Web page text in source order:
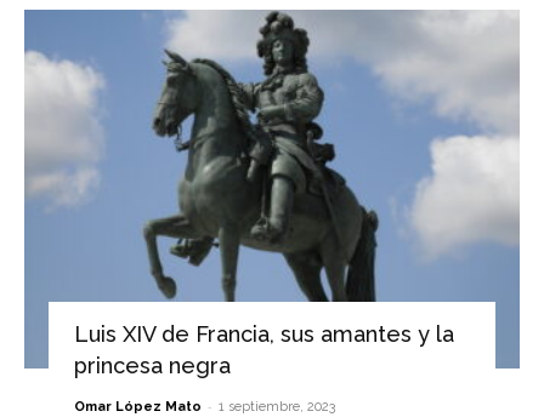
Luis XIV de Francia, sus amantes y la
princesa negra
Omar López Mato - 1 septiembre, 2023